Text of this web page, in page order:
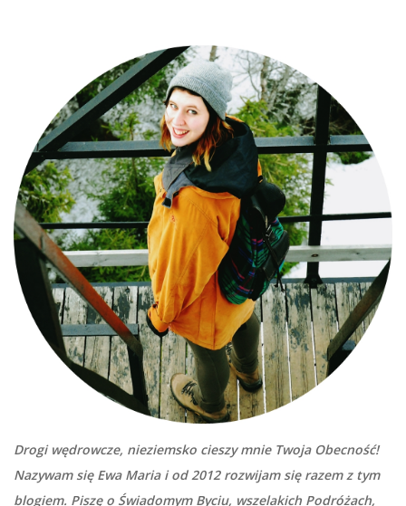
Drogi wędrowcze, nieziemsko cieszy mnie Twoja Obecność!
Nazywam się Ewa Maria i od 2012 rozwijam się razem z tym
blogiem. Piszę o Świadomym Byciu, wszelakich Podróżach,